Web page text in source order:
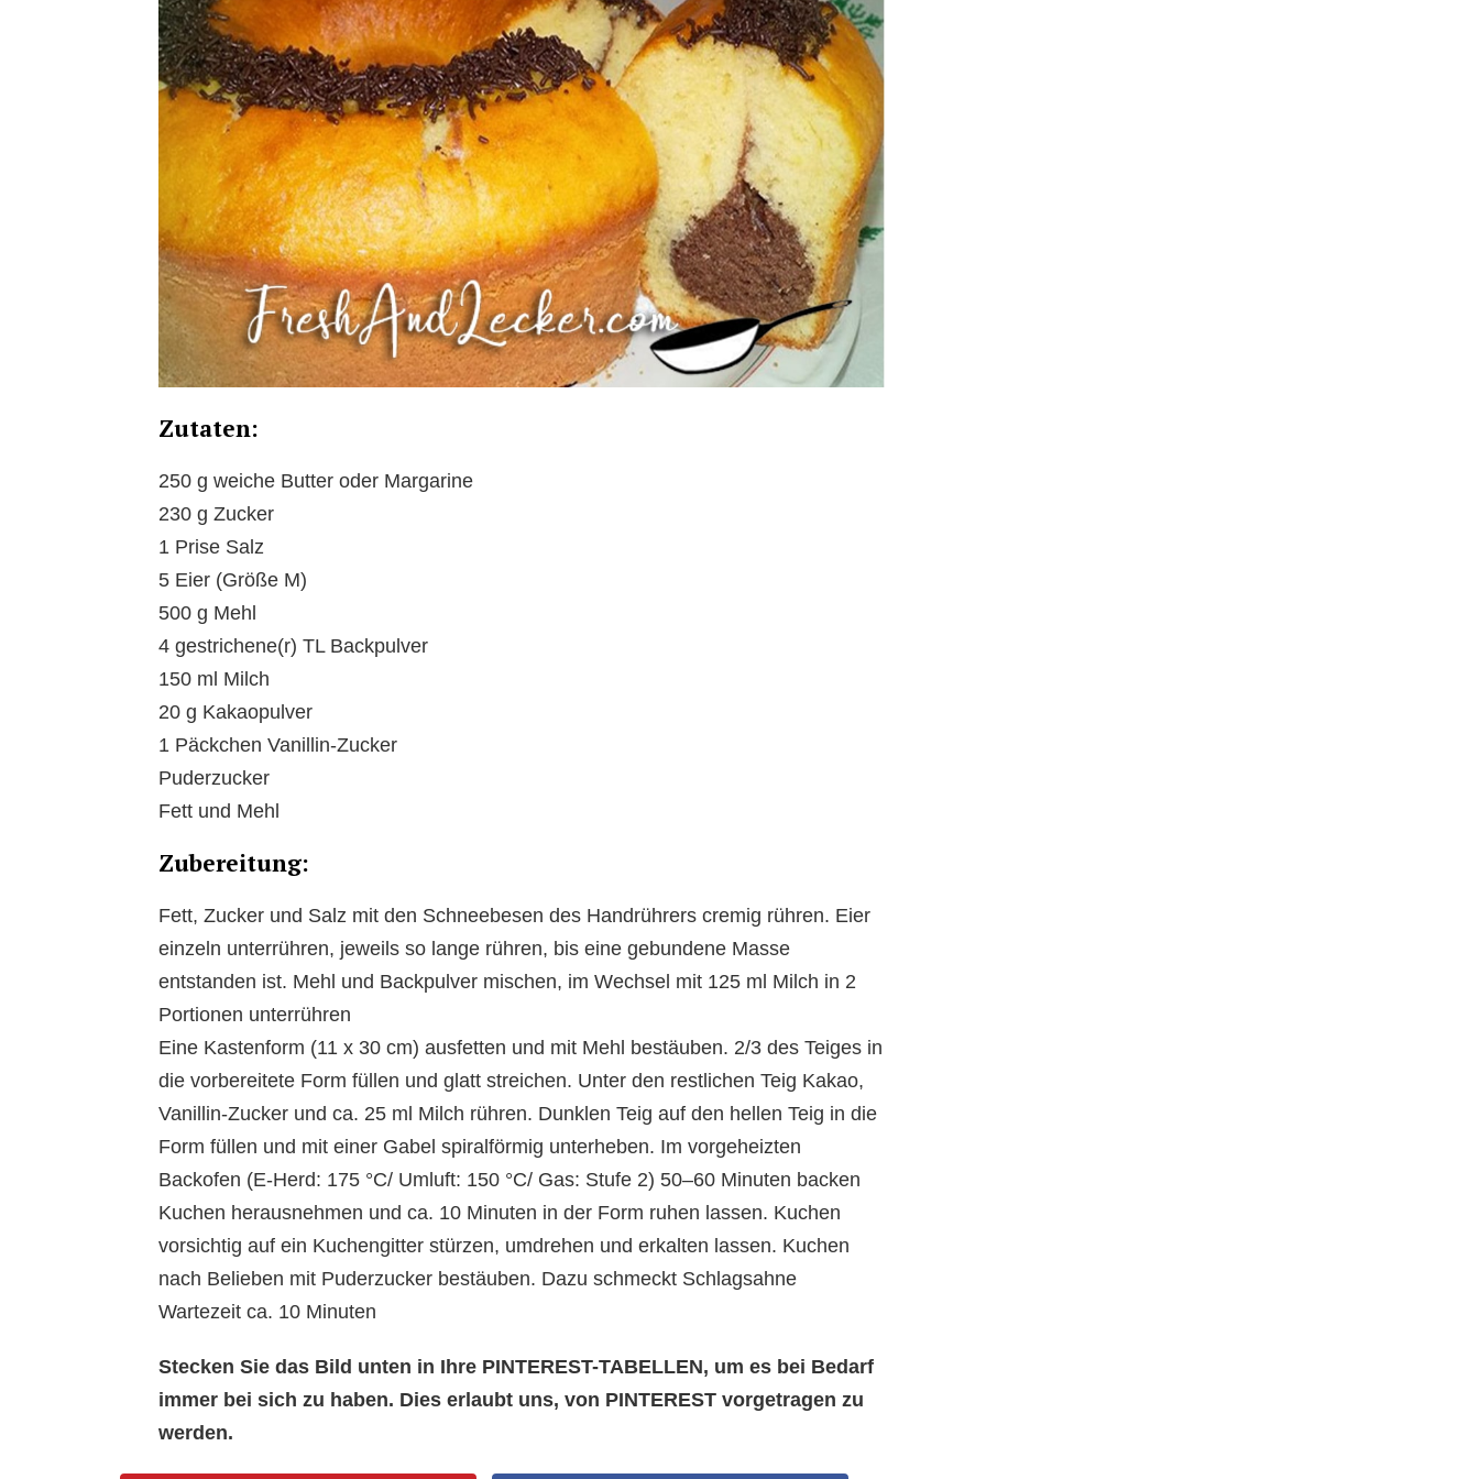
Zutaten:
250 g weiche Butter oder Margarine
230 g Zucker
1 Prise Salz
5 Eier (Größe M)
500 g Mehl
4 gestrichene(r) TL Backpulver
150 ml Milch
20 g Kakaopulver
1 Päckchen Vanillin-Zucker
Puderzucker
Fett und Mehl
Zubereitung:
Fett, Zucker und Salz mit den Schneebesen des Handrührers cremig rühren. Eier
einzeln unterrühren, jeweils so lange rühren, bis eine gebundene Masse
entstanden ist. Mehl und Backpulver mischen, im Wechsel mit 125 ml Milch in 2
Portionen unterrühren
Eine Kastenform (11 x 30 cm) ausfetten und mit Mehl bestäuben. 2/3 des Teiges in
die vorbereitete Form füllen und glatt streichen. Unter den restlichen Teig Kakao,
Vanillin-Zucker und ca. 25 ml Milch rühren. Dunklen Teig auf den hellen Teig in die
Form füllen und mit einer Gabel spiralförmig unterheben. Im vorgeheizten
Backofen (E-Herd: 175 °C/ Umluft: 150 °C/ Gas: Stufe 2) 50–60 Minuten backen
Kuchen herausnehmen und ca. 10 Minuten in der Form ruhen lassen. Kuchen
vorsichtig auf ein Kuchengitter stürzen, umdrehen und erkalten lassen. Kuchen
nach Belieben mit Puderzucker bestäuben. Dazu schmeckt Schlagsahne
Wartezeit ca. 10 Minuten
Stecken Sie das Bild unten in Ihre PINTEREST-TABELLEN, um es bei Bedarf
immer bei sich zu haben. Dies erlaubt uns, von PINTEREST vorgetragen zu
werden.